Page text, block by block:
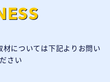
については下記よりお問い
さい